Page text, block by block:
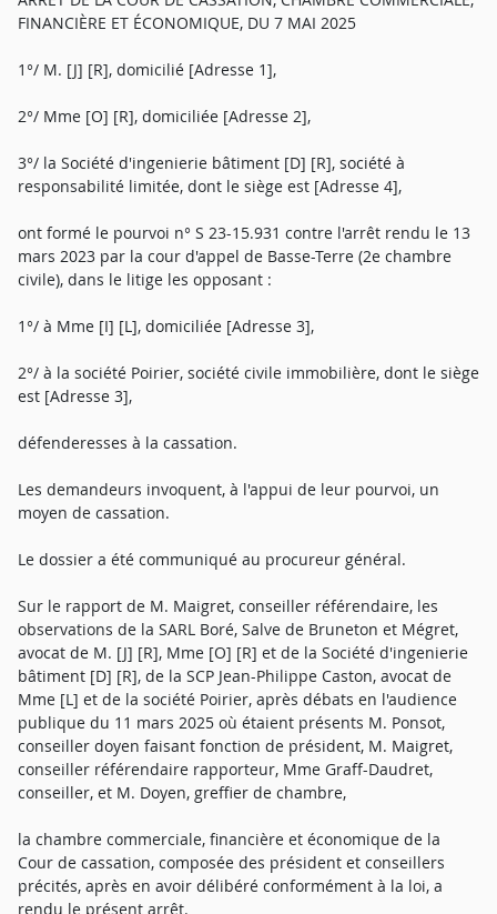
FINANCIÈRE ET ÉCONOMIQUE, DU 7 MAI 2025
1°/ M. [J] [R], domicilié [Adresse 1],
2°/ Mme [O] [R], domiciliée [Adresse 2],
3°/ la Société d'ingenierie bâtiment [D] [R], société à
responsabilité limitée, dont le siège est [Adresse 4],
ont formé le pourvoi n° S 23-15.931 contre l'arrêt rendu le 13
mars 2023 par la cour d'appel de Basse-Terre (2e chambre
civile), dans le litige les opposant :
1°/ à Mme [I] [L], domiciliée [Adresse 3],
2°/ à la société Poirier, société civile immobilière, dont le siège
est [Adresse 3],
défenderesses à la cassation.
Les demandeurs invoquent, à l'appui de leur pourvoi, un
moyen de cassation.
Le dossier a été communiqué au procureur général.
Sur le rapport de M. Maigret, conseiller référendaire, les
observations de la SARL Boré, Salve de Bruneton et Mégret,
avocat de M. [J] [R], Mme [O] [R] et de la Société d'ingenierie
bâtiment [D] [R], de la SCP Jean-Philippe Caston, avocat de
Mme [L] et de la société Poirier, après débats en l'audience
publique du 11 mars 2025 où étaient présents M. Ponsot,
conseiller doyen faisant fonction de président, M. Maigret,
conseiller référendaire rapporteur, Mme Graff-Daudret,
conseiller, et M. Doyen, greffier de chambre,
la chambre commerciale, financière et économique de la
Cour de cassation, composée des président et conseillers
précités, après en avoir délibéré conformément à la loi, a
rendu le présent arrêt.